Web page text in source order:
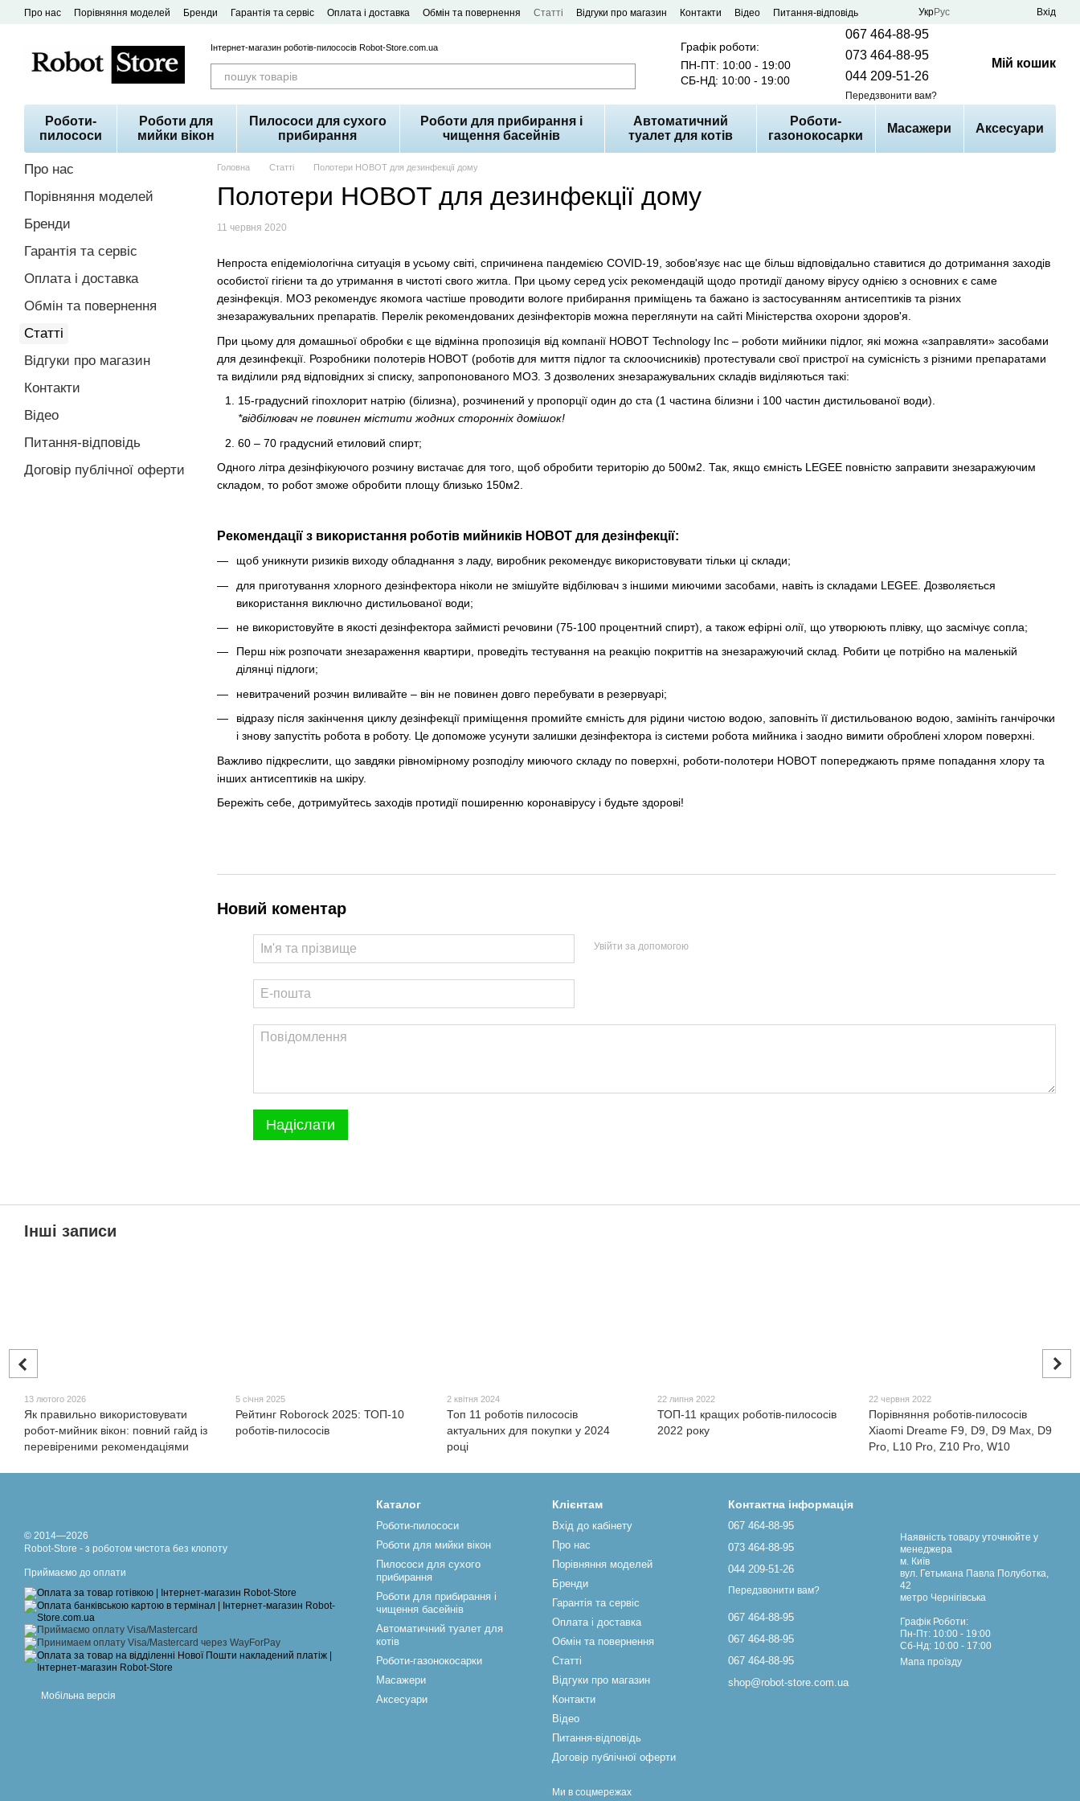
Перейти до основного контенту
Про нас Порівняння моделей Бренди Гарантія та сервіс Оплата і доставка Обмін та повернення Статті Відгуки про магазин Контакти Відео
Питання-відповідь
УкрРус Вхід
Інтернет-магазин роботів-пилососів Robot-Store.com.ua
Графік роботи:
ПН-ПТ: 10:00 - 19:00
СБ-НД: 10:00 - 19:00
067 464-88-95
073 464-88-95
044 209-51-26
Передзвонити вам?
Мій кошик
Роботи-
пилососи
Роботи для
мийки вікон
Пилососи для сухого
прибирання
Роботи для прибирання і
чищення басейнів
Автоматичний
туалет для котів
Роботи-
газонокосарки
Масажери Аксесуари
Головна Статті Полотери HOBOT для дезинфекції дому
Полотери HOBOT для дезинфекції дому
11 червня 2020
Непроста епідеміологічна ситуація в усьому світі, спричинена пандемією COVID-19, зобов'язує нас ще більш відповідально ставитися до дотримання заходів
особистої гігієни та до утримання в чистоті свого житла. При цьому серед усіх рекомендацій щодо протидії даному вірусу однією з основних є саме
дезінфекція. МОЗ рекомендує якомога частіше проводити вологе прибирання приміщень та бажано із застосуванням антисептиків та різних
знезаражувальних препаратів. Перелік рекомендованих дезінфекторів можна переглянути на сайті Міністерства охорони здоров'я.
При цьому для домашньої обробки є ще відмінна пропозиція від компанії HOBOT Technology Inc – роботи мийники підлог, які можна «заправляти» засобами
для дезинфекції. Розробники полотерів HOBOT (роботів для миття підлог та склоочисників) протестували свої пристрої на сумісність з різними препаратами
та виділили ряд відповідних зі списку, запропонованого МОЗ. З дозволених знезаражувальних складів виділяються такі:
15-градусний гіпохлорит натрію (білизна), розчинений у пропорції один до ста (1 частина білизни і 100 частин дистильованої води).
*відбілювач не повинен містити жодних сторонніх домішок!
60 – 70 градусний етиловий спирт;
Одного літра дезінфікуючого розчину вистачає для того, щоб обробити територію до 500м2. Так, якщо ємність LEGEE повністю заправити знезаражуючим
складом, то робот зможе обробити площу близько 150м2.
Рекомендації з використання роботів мийників HOBOT для дезінфекції:
щоб уникнути ризиків виходу обладнання з ладу, виробник рекомендує використовувати тільки ці склади;
для приготування хлорного дезінфектора ніколи не змішуйте відбілювач з іншими миючими засобами, навіть із складами LEGEE. Дозволяється
використання виключно дистильованої води;
не використовуйте в якості дезінфектора займисті речовини (75-100 процентний спирт), а також ефірні олії, що утворюють плівку, що засмічує сопла;
Перш ніж розпочати знезараження квартири, проведіть тестування на реакцію покриттів на знезаражуючий склад. Робити це потрібно на маленькій
ділянці підлоги;
невитрачений розчин виливайте – він не повинен довго перебувати в резервуарі;
відразу після закінчення циклу дезінфекції приміщення промийте ємність для рідини чистою водою, заповніть її дистильованою водою, замініть ганчірочки
і знову запустіть робота в роботу. Це допоможе усунути залишки дезінфектора із системи робота мийника і заодно вимити оброблені хлором поверхні.
Важливо підкреслити, що завдяки рівномірному розподілу миючого складу по поверхні, роботи-полотери HOBOT попереджають пряме попадання хлору та
інших антисептиків на шкіру.
Бережіть себе, дотримуйтесь заходів протидії поширенню коронавірусу і будьте здорові!
Новий коментар
Увійти за допомогою
Надіслати
Про нас
Порівняння моделей
Бренди
Гарантія та сервіс
Оплата і доставка
Обмін та повернення
Статті
Відгуки про магазин
Контакти
Відео
Питання-відповідь
Договір публічної оферти
Інші записи
13 лютого 2026
Як правильно використовувати
робот-мийник вікон: повний гайд із
перевіреними рекомендаціями
5 січня 2025
Рейтинг Roborock 2025: ТОП-10
роботів-пилососів
2 квітня 2024
Топ 11 роботів пилососів
актуальних для покупки у 2024
році
22 липня 2022
ТОП-11 кращих роботів-пилососів
2022 року
22 червня 2022
Порівняння роботів-пилососів
Xiaomi Dreame F9, D9, D9 Max, D9
Pro, L10 Pro, Z10 Pro, W10
© 2014—2026
Robot-Store - з роботом чистота без клопоту
Приймаємо до оплати
Мобільна версія
Каталог
Роботи-пилососи
Роботи для мийки вікон
Пилососи для сухого
прибирання
Роботи для прибирання і
чищення басейнів
Автоматичний туалет для
котів
Роботи-газонокосарки
Масажери
Аксесуари
Клієнтам
Вхід до кабінету
Про нас
Порівняння моделей
Бренди
Гарантія та сервіс
Оплата і доставка
Обмін та повернення
Статті
Відгуки про магазин
Контакти
Відео
Питання-відповідь
Договір публічної оферти
Ми в соцмережах
Контактна інформація
067 464-88-95
073 464-88-95
044 209-51-26
Передзвонити вам?
067 464-88-95
067 464-88-95
067 464-88-95
shop@robot-store.com.ua
Наявність товару уточнюйте у
менеджера
м. Київ
вул. Гетьмана Павла Полуботка,
42
метро Чернігівська
Графік Роботи:
Пн-Пт: 10:00 - 19:00
Сб-Нд: 10:00 - 17:00
Мапа проїзду